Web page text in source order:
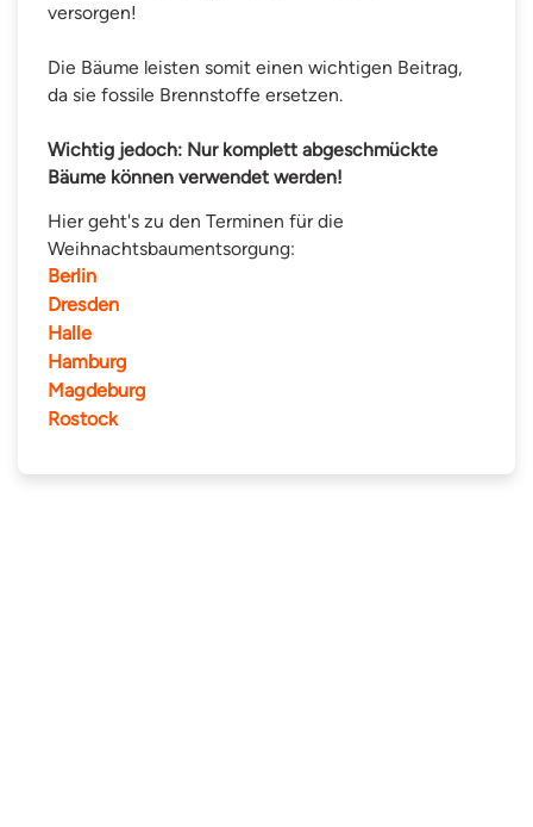
versorgen!
Die Bäume leisten somit einen wichtigen Beitrag,
da sie fossile Brennstoffe ersetzen.
Wichtig jedoch: Nur komplett abgeschmückte
Bäume können verwendet werden!
Hier geht's zu den Terminen für die
Weihnachtsbaumentsorgung:
Berlin
Dresden
Halle
Hamburg
Magdeburg
Rostock